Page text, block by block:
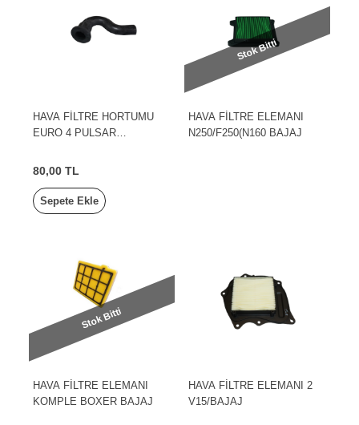
HAVA FİLTRE HORTUMU
EURO 4 PULSAR
80,00 TL
Sepete Ekle
Stok Bitti
HAVA FİLTRE ELEMANI
N250/F250(N160 BAJAJ
Stok Bitti
HAVA FİLTRE ELEMANI
KOMPLE BOXER BAJAJ
HAVA FİLTRE ELEMANI 2
V15/BAJAJ